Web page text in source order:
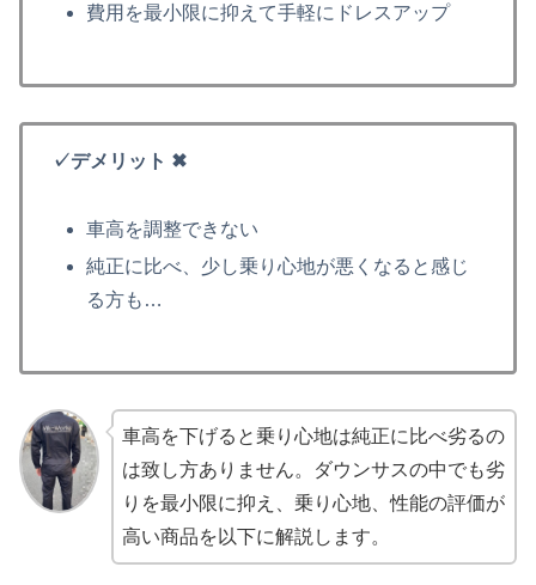
費用を最小限に抑えて手軽にドレスアップ
✓デメリット ✖
車高を調整できない
純正に比べ、少し乗り心地が悪くなると感じ
る方も…
車高を下げると乗り心地は純正に比べ劣るの
は致し方ありません。ダウンサスの中でも劣
りを最小限に抑え、乗り心地、性能の評価が
高い商品を以下に解説します。